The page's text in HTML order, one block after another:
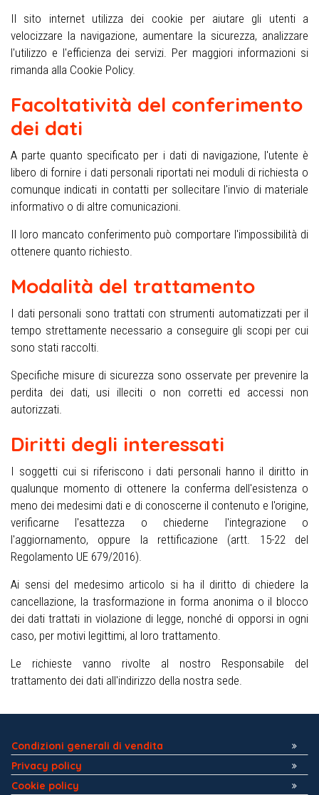
Il sito internet utilizza dei cookie per aiutare gli utenti a
velocizzare la navigazione, aumentare la sicurezza, analizzare
l'utilizzo e l'efficienza dei servizi. Per maggiori informazioni si
rimanda alla Cookie Policy.
Facoltatività del conferimento
dei dati
A parte quanto specificato per i dati di navigazione, l'utente è
libero di fornire i dati personali riportati nei moduli di richiesta o
comunque indicati in contatti per sollecitare l'invio di materiale
informativo o di altre comunicazioni.
Il loro mancato conferimento può comportare l'impossibilità di
ottenere quanto richiesto.
Modalità del trattamento
I dati personali sono trattati con strumenti automatizzati per il
tempo strettamente necessario a conseguire gli scopi per cui
sono stati raccolti.
Specifiche misure di sicurezza sono osservate per prevenire la
perdita dei dati, usi illeciti o non corretti ed accessi non
autorizzati.
Diritti degli interessati
I soggetti cui si riferiscono i dati personali hanno il diritto in
qualunque momento di ottenere la conferma dell'esistenza o
meno dei medesimi dati e di conoscerne il contenuto e l'origine,
verificarne l'esattezza o chiederne l'integrazione o
l'aggiornamento, oppure la rettificazione (artt. 15-22 del
Regolamento UE 679/2016).
Ai sensi del medesimo articolo si ha il diritto di chiedere la
cancellazione, la trasformazione in forma anonima o il blocco
dei dati trattati in violazione di legge, nonché di opporsi in ogni
caso, per motivi legittimi, al loro trattamento.
Le richieste vanno rivolte al nostro Responsabile del
trattamento dei dati all'indirizzo della nostra sede.
Condizioni generali di vendita
Privacy policy
Cookie policy